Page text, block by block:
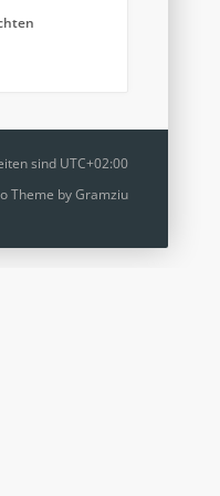
sind UTC+02:00
Theme byGramziu